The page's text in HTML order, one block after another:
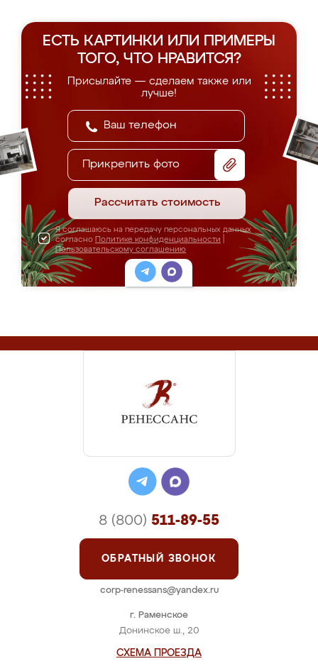
ЕСТЬ КАРТИНКИ ИЛИ ПРИМЕРЫ
ТОГО, ЧТО НРАВИТСЯ?
Присылайте — сделаем также или
лучше!
Прикрепить фото
Рассчитать стоимость
Я соглашаюсь на передачу персональных данных
согласно Политике конфиденциальности
Пользовательскому соглашению
г. Раменское
Донинское ш., 20
СХЕМА ПРОЕЗДА
8 (800) 511-89-55
ОБРАТНЫЙ ЗВОНОК
corp-renessans@yandex.ru